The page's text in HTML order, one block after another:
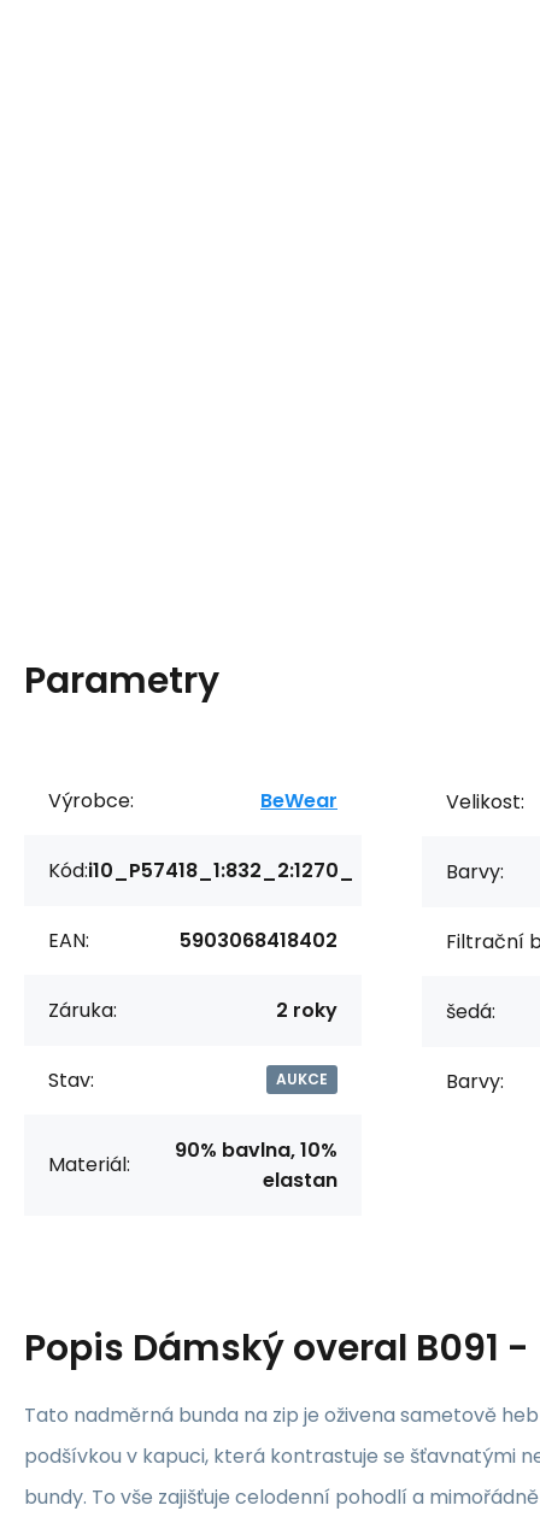
Parametry
Výrobce: BeWear
Kód:i10_P57418_1:832_2:1270_
EAN: 5903068418402
Záruka: 2 roky
Stav: AUKCE
Materiál:
90% bavlna, 10%
elastan
Velikost:
Barvy:
Filtrační
šedá:
Barvy:
Popis Dámský overal B091 -
Tato nadměrná bunda na zip je oživena sametově
podšívkou v kapuci, která kontrastuje se šťavnatými
bundy. To vše zajišťuje celodenní pohodlí a